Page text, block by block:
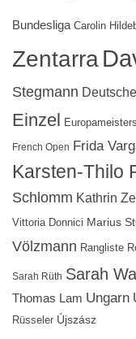
Bundesliga Carolin
Zentarra
Stegmann
Einzel
French Open Frida
Karsten-Thilo
Schlomm Kathrin
Vittoria Donnici Marius
Völzmann Rangliste
Sarah Rüth Sarah
Thomas Lam Ungarn
Rüsseler Újszász